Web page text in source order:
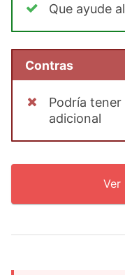
Que ayude
Contras
Podría
adicional
Ver